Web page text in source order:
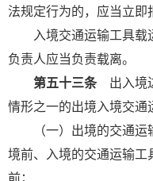
法规定行为的，应当立即
入境交通运输工具载
负责人应当负责载离。
第五十三条出入境边
情形之一的出境入境交通
（一）出境的交通运
境前、入境的交通运输工
前；